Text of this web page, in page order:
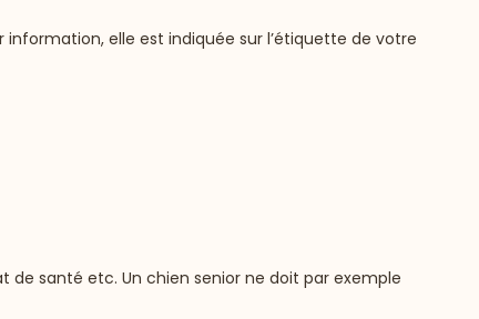
elle est indiquée sur l’étiquette de votre
de santé etc. Un chien senior ne doit par exemple